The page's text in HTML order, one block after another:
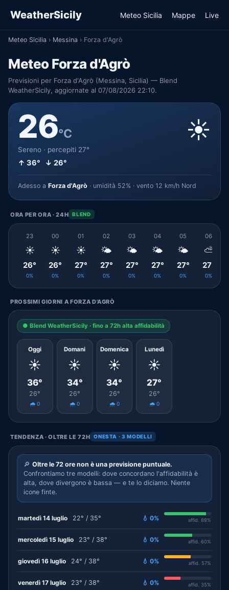
WeatherSicily Meteo Sicilia Mappe Live
Meteo Sicilia › Messina › Forza d'Agrò
Meteo Forza d'Agrò
Previsioni per Forza d'Agrò (Messina, Sicilia) — Blend
WeatherSicily, aggiornate al 07/08/2026 22:10.
26°C
Sereno · percepiti 27°
↑ 36° ↓ 26°
☀️
Adesso a Forza d'Agrò · umidità 52% · vento 12 km/h Nord
ORA PER ORA · 24H BLEND
23
☀️
26°
0%
00
☀️
26°
0%
01
☀️
27°
0%
02
🌤️
27°
0%
03
🌤️
27°
0%
04
🌤️
27°
0%
05
🌤️
27°
0%
06
⛅
27°
0%
PROSSIMI GIORNI A FORZA D'AGRÒ
● Blend WeatherSicily · fino a 72h alta affidabilità
Oggi
☀️
36°
26°
🌧️ 0
Domani
☀️
34°
26°
🌧️ 0
Domenica
☀️
34°
26°
🌧️ 0
Lunedì
☀️
27°
26°
🌧️ 0
TENDENZA · OLTRE LE 72H ONESTA · 3 MODELLI
🔎 Oltre le 72 ore non è una previsione puntuale.
Confrontiamo tre modelli: dove concordano l'affidabilità è
alta, dove divergono è bassa — e te lo diciamo. Niente
icone finte.
martedì 14 luglio 22° / 35° 💧 0% affid. 89%
mercoledì 15 luglio 23° / 38° 💧 0% affid. 60%
giovedì 16 luglio 24° / 38° 💧 0% affid. 57%
venerdì 17 luglio 23° / 38° 💧 0% affid. 35%